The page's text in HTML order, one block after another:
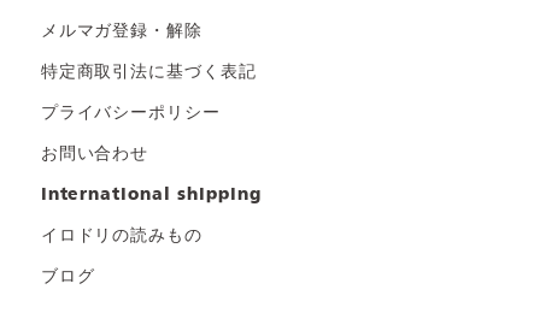
メルマガ登録・解除
特定商取引法に基づく表記
プライバシーポリシー
お問い合わせ
international shipping
イロドリの読みもの
ブログ